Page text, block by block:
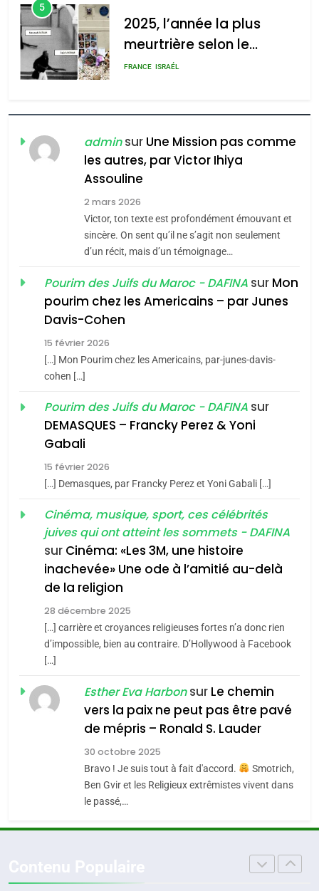
5
2025, l’année la plus
meurtrière selon le
rapport d’ADL contre
FRANCE ISRAÉL
FIÈRE, DIGNE ET RÉSILIENTE :
POURQUOI JE REVENDIQUE
MA JUDAÏTE par Thérèse
Zrihen-Dvir
ISRAÉL JUDAISME
CE QUI NOUS MANQUE –
Jacques Hadida
JUDAISME
Maroc : Les amandes de
Tafraout, le miel de Tadla
du terroir
Oeil ravageur – Vanessa
De Loya Stauber
«Tu dis génocide, je dis
guerre»: La nouvelle
chanson de Boy George
ISRAÉL JUDAISME
Accords d’Isaac:
l’alliance pourrait
s’étendre à 13 pays
d’Amérique latine
ISRAÉL JUDAISME
2025, l’année la plus
meurtrière selon le
FIÈRE, DIGNE ET RÉSILIENTE :
adminsur Une Mission pas comme
les autres, par Victor Ihiya
Assouline
2 mars 2026
Victor, ton texte est profondément émouvant et
sincère. On sent qu’il ne s’agit non seulement
d’un récit, mais d’un témoignage…
Pourim des Juifs du Maroc - DAFINA sur Mon
pourim chez les Americains – par Junes
Davis-Cohen
15 février 2026
[…] Mon Pourim chez les Americains, par-junes-davis-
cohen […]
Pourim des Juifs du Maroc - DAFINA sur
DEMASQUES – Francky Perez & Yoni
Gabali
15 février 2026
[…] Demasques, par Francky Perez et Yoni Gabali […]
Cinéma, musique, sport, ces célébrités
juives qui ont atteint les sommets - DAFINA
sur Cinéma: «Les 3M, une histoire
inachevée» Une ode à l’amitié au-delà
de la religion
28 décembre 2025
[…] carrière et croyances religieuses fortes n’a donc rien
d’impossible, bien au contraire. D’Hollywood à Facebook
[…]
Esther Eva Harbonsur Le chemin
vers la paix ne peut pas être pavé
de mépris – Ronald S. Lauder
30 octobre 2025
Bravo ! Je suis tout à fait d'accord.
Smotrich,
Ben Gvir et les Religieux extrêmistes vivent dans
le passé,…
meurtrière selon le rapport
l’antisémitisme
FIÈRE, DIGNE ET RÉSILIENTE :
POURQUOI JE REVENDIQUE
MA JUDAÏTE par Thérèse
Zrihen-Dvir
ISRAÉL
CE QUI NOUS MANQUE –
JUDAISME
Maroc : Les amandes de
Tafraout, le miel de Tadla
Azilal consacrés produits
du terroir
DAFINA MAROC
Oeil ravageur – Vanessa De